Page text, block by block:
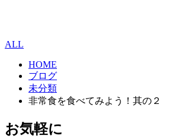
ALL
HOME
ブログ
未分類
非常食を食べてみよう！其の２
お気軽に